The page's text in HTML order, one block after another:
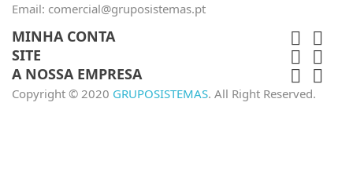
Email: comercial@gruposistemas.pt
MINHA CONTA  
SITE  
A NOSSA EMPRESA  
Copyright © 2020 GRUPOSISTEMAS. All Right Reserved.